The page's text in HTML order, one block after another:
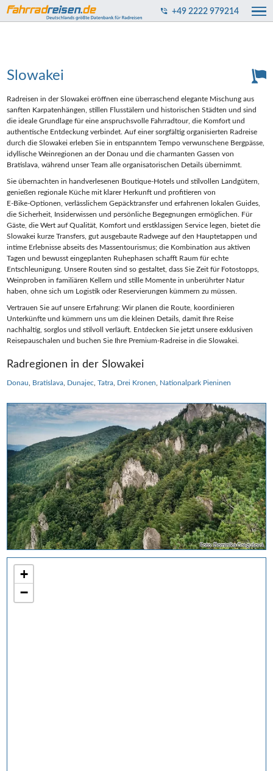
+49 2222 979214
Foto: Dominika Gregušová
+
−
Slowakei
Radreisen in der Slowakei eröffnen eine überraschend elegante Mischung aus
sanften Karpatenhängen, stillen Flusstälern und historischen Städten und sind
die ideale Grundlage für eine anspruchsvolle Fahrradtour, die Komfort und
authentische Entdeckung verbindet. Auf einer sorgfältig organisierten Radreise
durch die Slowakei erleben Sie in entspanntem Tempo verwunschene Bergpässe,
idyllische Weinregionen an der Donau und die charmanten Gassen von
Bratislava, während unser Team alle organisatorischen Details übernimmt.
Sie übernachten in handverlesenen Boutique‑Hotels und stilvollen Landgütern,
genießen regionale Küche mit klarer Herkunft und profitieren von
E‑Bike‑Optionen, verlässlichem Gepäcktransfer und erfahrenen lokalen Guides,
die Sicherheit, Insiderwissen und persönliche Begegnungen ermöglichen. Für
Gäste, die Wert auf Qualität, Komfort und erstklassigen Service legen, bietet die
Slowakei kurze Transfers, gut ausgebaute Radwege auf den Hauptetappen und
intime Erlebnisse abseits des Massentourismus; die Kombination aus aktiven
Tagen und bewusst eingeplanten Ruhephasen schafft Raum für echte
Entschleunigung. Unsere Routen sind so gestaltet, dass Sie Zeit für Fotostopps,
Weinproben in familiären Kellern und stille Momente in unberührter Natur
haben, ohne sich um Logistik oder Reservierungen kümmern zu müssen.
Vertrauen Sie auf unsere Erfahrung: Wir planen die Route, koordinieren
Unterkünfte und kümmern uns um die kleinen Details, damit Ihre Reise
nachhaltig, sorglos und stilvoll verläuft. Entdecken Sie jetzt unsere exklusiven
Reisepauschalen und buchen Sie Ihre Premium‑Radreise in die Slowakei.
Radregionen in der Slowakei
Donau Bratislava Dunajec Tatra Drei Kronen Nationalpark Pieninen